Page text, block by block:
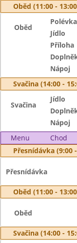
Oběd (11:00 -
Oběd
Polévka
Jídlo
Příloha
Nápoj
Svačina (14:00 -
Svačina
Jídlo
Nápoj
Menu
Chod
Přesnídávka (9:00
Přesnídávka
Oběd (11:00 -
Oběd
Svačina (14:00 -